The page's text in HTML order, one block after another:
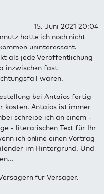
15. Juni 2021 20:04
hatte ich noch nicht
uninteressant.
als jede Veröffentlichung
inzwischen fast
wären.
bei Antaios fertig
kosten. Antaios ist immer
schreibe ich an einem -
- literarischen Text für Ihr
ich online einen Vortrag
im Hintergrund. Und
für Versager.